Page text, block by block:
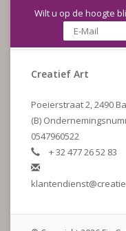
Wilt u op de hoogte
Creatief Art
Poeierstraat 2, 2490
(B)
0547960522
+ 32 477 26 52 83